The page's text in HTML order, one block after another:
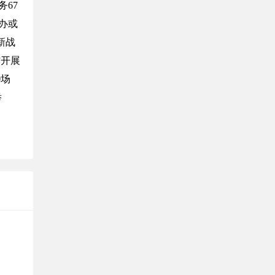
67
或
战
展